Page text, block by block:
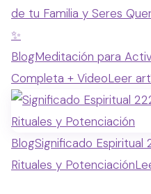
de tu Familia y Seres
✨
BlogMeditación para
Completa + VideoLeer
BlogSignificado Espiritual
Rituales y Potenciación